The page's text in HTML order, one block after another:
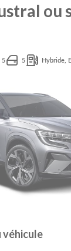
ou
5 5 Hybride,
véhicule